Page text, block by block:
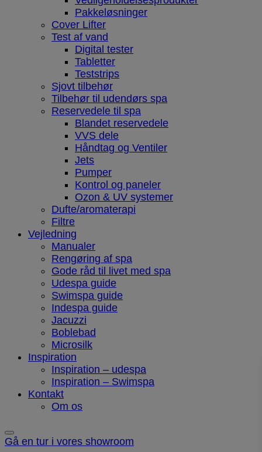
Pakkeløsninger
Cover Lifter
Test af vand
Digital tester
Tabletter
Teststrips
Sjovt tilbehør
Tilbehør til udendørs spa
Reservedele til spa
Blandet reservedele
VVS dele
Håndtag og Ventiler
Jets
Pumper
Kontrol og paneler
Ozon & UV systemer
Dufte/aromaterapi
Filtre
Vejledning
Manualer
Rengøring af spa
Gode råd til livet med spa
Udespa guide
Swimspa guide
Indespa guide
Jacuzzi
Boblebad
Microsilk
Inspiration
Inspiration – udespa
Inspiration – Swimspa
Kontakt
Om os
Gå en tur i vores showroom